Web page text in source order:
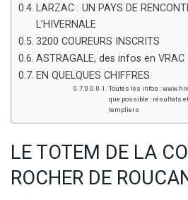
LARZAC : UN PAYS DE
L’HIVERNALE
3200 COUREURS INSCRITS
ASTRAGALE, des infos en VRAC
EN QUELQUES CHIFFRES
Toutes les infos :
que possible : résultats
templiers
LE TOTEM DE LA
ROCHER DE